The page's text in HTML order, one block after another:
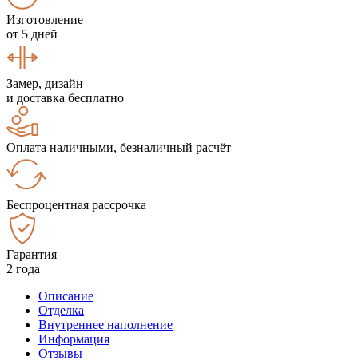
Изготовление
от 5 дней
Замер, дизайн
и доставка бесплатно
Оплата наличными, безналичный расчёт
Беспроцентная рассрочка
Гарантия
2 года
Описание
Отделка
Внутреннее наполнение
Информация
Отзывы